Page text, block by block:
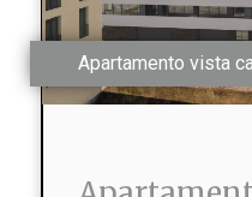
Apartamento vista